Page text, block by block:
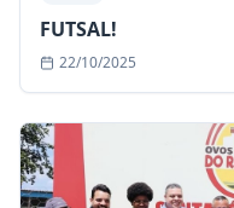
FUTSAL!
22/10/2025